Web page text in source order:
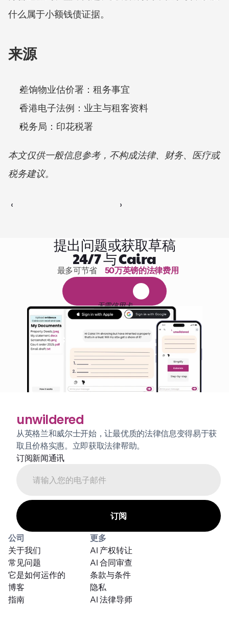
什么属于小额钱债证据。
来源
差饷物业估价署：租务事宜
香港电子法例：业主与租客资料
税务局：印花税署
本文仅供一般信息参考，不构成法律、财务、医疗或
税务建议。
‹ ›
提出问题或获取草稿
24/7 与 Caira
1,000小时的阅读
最多可节省 50万英镑的法律费用
无需信用卡
unwildered
从英格兰和威尔士开始，让最优质的法律信息变得易于获
取且价格实惠。立即获取法律帮助。
订阅新闻通讯
公司
关于我们
常见问题
它是如何运作的
博客
指南
更多
条款与条件
AI 合同审查
AI 法律导师
隐私
AI 产权转让